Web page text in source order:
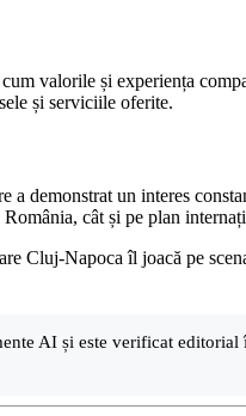
valorile și experiența
și serviciile oferite.
demonstrat un interes
cât și pe plan
Cluj-Napoca îl joacă pe
AI și este verificat